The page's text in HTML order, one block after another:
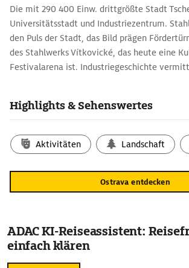
Die mit 290 400 Einw. drittgrößte Stadt
Universitätsstadt und Industriezentrum.
den Puls der Stadt, das Bild prägen
des Stahlwerks Vítkovické, das heute eine
Festivalarena ist. Industriegeschichte
Rathauses (1930) von Mährisch Ostrau bietet
eigenständigen Gemeinde Schlesisch
Ostravice. Theater und Oper präsentiert das
Antonín-Dvořák-Theater, Altmeistergemälde
Moderne die Galerie der bildenden Kunst
Highlights & Sehenswertes
Aktivitäten Landschaft
Ostrava entdecken
ADAC KI-Reiseassistent:
einfach klären